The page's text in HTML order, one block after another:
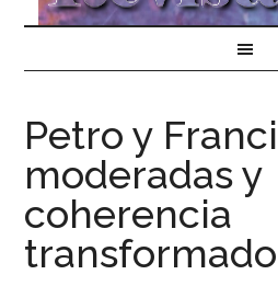
Petro y
moderadas y
coherencia